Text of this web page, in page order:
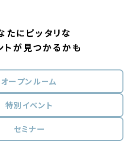
たにピッタリな
トが見つかるかも
オープンルーム
特別イベント
セミナー